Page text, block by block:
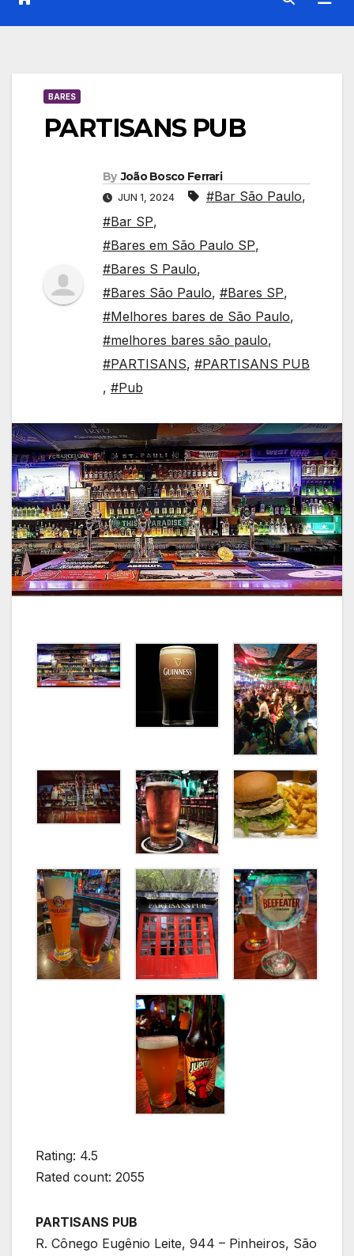
BARES
PARTISANS PUB
By João Bosco Ferrari
JUN 1, 2024 #Bar São Paulo,
#Bar SP,
#Bares em São Paulo SP,
#Bares S Paulo,
#Bares São Paulo, #Bares SP,
#Melhores bares de São Paulo,
#melhores bares são paulo,
#PARTISANS, #PARTISANS PUB
, #Pub
Rating: 4.5
Rated count: 2055
PARTISANS PUB
R. Cônego Eugênio Leite, 944 – Pinheiros, São